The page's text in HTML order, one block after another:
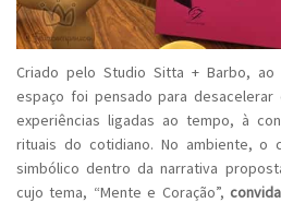
Criado pelo Studio Sitta + Barbo, ao
espaço foi pensado para
experiências ligadas ao tempo, à
rituais do cotidiano. No ambiente, o
simbólico dentro da narrativa
cujo tema, “Mente e Coração”,